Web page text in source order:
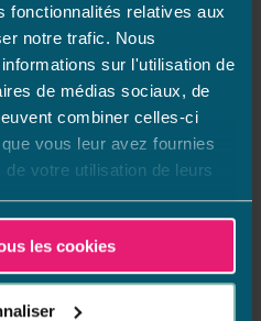
fonctionnalités relatives aux
notre trafic. Nous
sur l'utilisation de
de médias sociaux, de
combiner celles-ci
vous leur avez fournies
votre utilisation de leurs
les cookies
de vos
rôle laréception, la
commandesà
vente et des clients.